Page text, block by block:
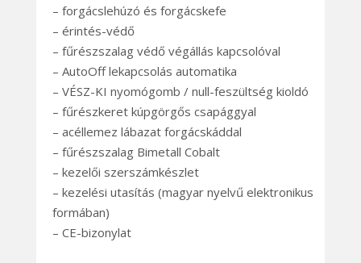
– forgácslehúzó és forgácskefe
– érintés-védő
– fűrészszalag védő végállás kapcsolóval
– AutoOff lekapcsolás automatika
– VÉSZ-KI nyomógomb / null-feszültség kioldó
– fűrészkeret kúpgörgős csapággyal
– acéllemez lábazat forgácskáddal
– fűrészszalag Bimetall Cobalt
– kezelői szerszámkészlet
– kezelési utasítás (magyar nyelvű elektronikus
formában)
– CE-bizonylat